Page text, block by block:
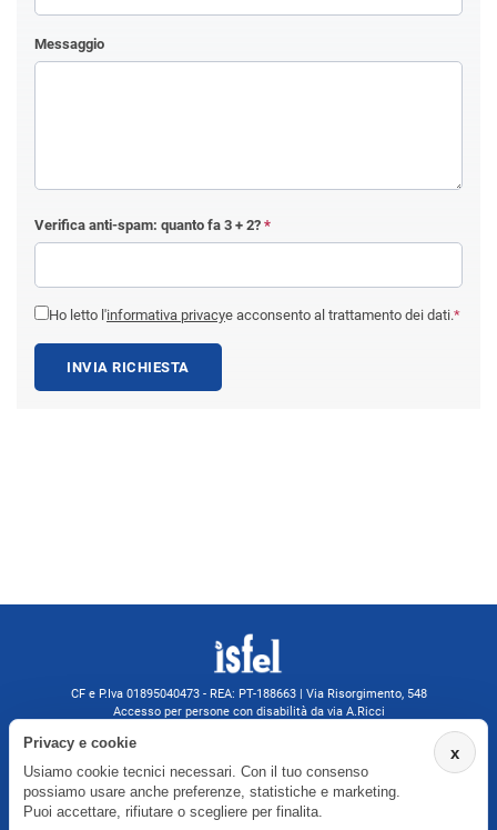
Messaggio
Verifica anti-spam: quanto fa 3 + 2? *
Ho letto l'informativa privacye acconsento al trattamento dei dati.*
INVIA RICHIESTA
CF e P.Iva 01895040473 - REA: PT-188663 | Via Risorgimento, 548
Accesso per persone con disabilità da via A.Ricci
isfel@pec.it
Informativa privacy
x
Privacy e cookie
Usiamo cookie tecnici necessari. Con il tuo consenso
possiamo usare anche preferenze, statistiche e marketing.
Puoi accettare, rifiutare o scegliere per finalita.